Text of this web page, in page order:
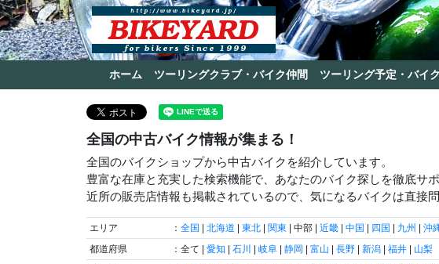
ホーム ツーリングクラブ・バイク仲間 ツーリング予定・バイ
全国の中古バイク情報が集まる！
全国のバイクショップから中古バイクを紹介しています。
豊富な在庫と充実した検索機能で、あなたのバイク探しを徹底サ
近所の販売店情報も掲載されているので、気になるバイクは直接
エリア ： 全国 北海道 東北 関東 | 中部 | 近畿 中国 四国 九州
沖
都道府県
：全て | 愛知 石川 岐阜 静岡 富山 長野 新潟 福井
山梨